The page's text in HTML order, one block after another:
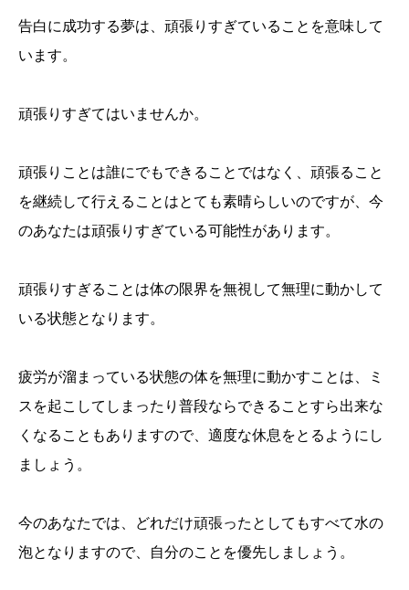
告白に成功する夢は、頑張りすぎていることを意味して
います。
頑張りすぎてはいませんか。
頑張りことは誰にでもできることではなく、頑張ること
を継続して行えることはとても素晴らしいのですが、今
のあなたは頑張りすぎている可能性があります。
頑張りすぎることは体の限界を無視して無理に動かして
いる状態となります。
疲労が溜まっている状態の体を無理に動かすことは、ミ
スを起こしてしまったり普段ならできることすら出来な
くなることもありますので、適度な休息をとるようにし
ましょう。
今のあなたでは、どれだけ頑張ったとしてもすべて水の
泡となりますので、自分のことを優先しましょう。